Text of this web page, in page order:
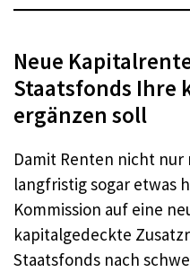
Neue
Staatsfonds Ihre
ergänzen soll
Damit Renten nicht
langfristig sogar etwas
Kommission auf eine
kapitalgedeckte
Staatsfonds nach